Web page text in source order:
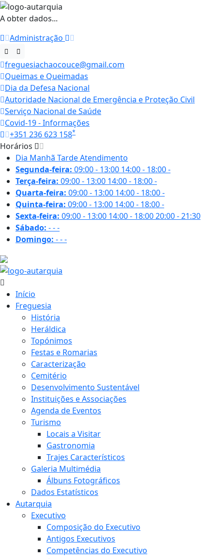
A obter dados...
Administração
freguesiachaocouce@gmail.com
Queimas e Queimadas
Dia da Defesa Nacional
Autoridade Nacional de Emergência e Proteção Civil
Serviço Nacional de Saúde
Covid-19 - Informações
+351 236 623 158*
Horários
Dia Manhã TardeAtendimento
Segunda-feira: 09:00 - 13:00 14:00 - 18:00-
Terça-feira: 09:00 - 13:00 14:00 - 18:00-
Quarta-feira: 09:00 - 13:00 14:00 - 18:00-
Quinta-feira: 09:00 - 13:00 14:00 - 18:00-
Sexta-feira: 09:00 - 13:00 14:00 - 18:0020:00 - 21:30
Sábado: ---
Domingo: ---
Início
Freguesia
História
Heráldica
Topónimos
Festas e Romarias
Caracterização
Cemitério
Desenvolvimento Sustentável
Instituições e Associações
Agenda de Eventos
Turismo
Locais a Visitar
Gastronomia
Trajes Característicos
Galeria Multimédia
Álbuns Fotográficos
Dados Estatísticos
Autarquia
Executivo
Composição do Executivo
Antigos Executivos
Competências do Executivo